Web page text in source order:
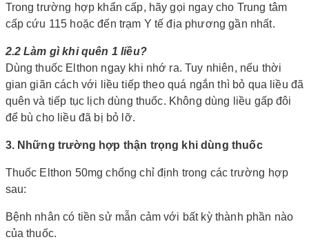
Trong trường hợp khẩn cấp, hãy gọi ngay cho Trung tâm
cấp cứu 115 hoặc đến trạm Y tế địa phương gần nhất.
2.2 Làm gì khi quên 1 liều?
Dùng thuốc Elthon ngay khi nhớ ra. Tuy nhiên, nếu thời
gian giãn cách với liều tiếp theo quá ngắn thì bỏ qua liều đã
quên và tiếp tục lịch dùng thuốc. Không dùng liều gấp đôi
để bù cho liều đã bị bỏ lỡ.
3. Những trường hợp thận trọng khi dùng thuốc
Thuốc Elthon 50mg chống chỉ định trong các trường hợp
sau:
Bệnh nhân có tiền sử mẫn cảm với bất kỳ thành phần nào
của thuốc.